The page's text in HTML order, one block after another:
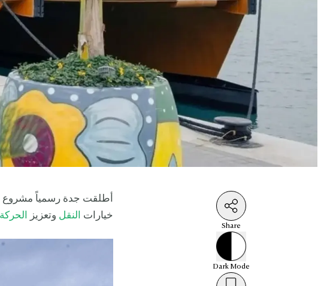
Share
DarkMode
أطلقت جدة رسمياً
خيارات
النقل وتعزيز